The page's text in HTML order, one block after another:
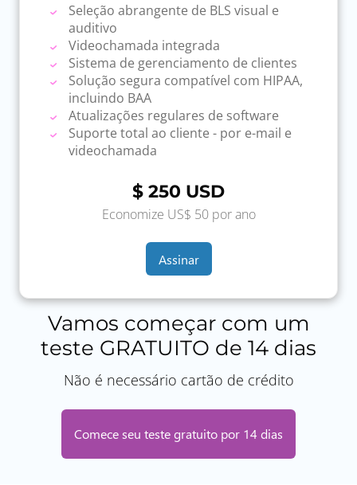
Seleção abrangente de BLS visual e
auditivo
Videochamada integrada
Sistema de gerenciamento de clientes
Solução segura compatível com HIPAA,
incluindo BAA
Atualizações regulares de software
Suporte total ao cliente - por e-mail e
videochamada
$ 250 USD
Economize US$ 50 por ano
Assinar
Vamos começar com um
teste GRATUITO de 14 dias
Não é necessário cartão de crédito
Comece seu teste gratuito por 14 dias